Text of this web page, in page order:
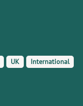
UK International